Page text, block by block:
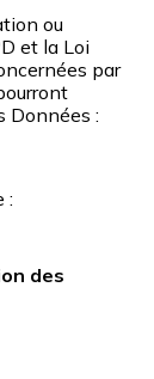
ou
et la Loi
par
Données :
:
des